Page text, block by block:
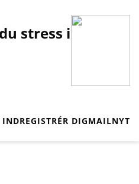
stress i
INDREGISTRÉR DIGMAILNYT